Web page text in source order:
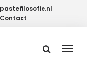
Contact